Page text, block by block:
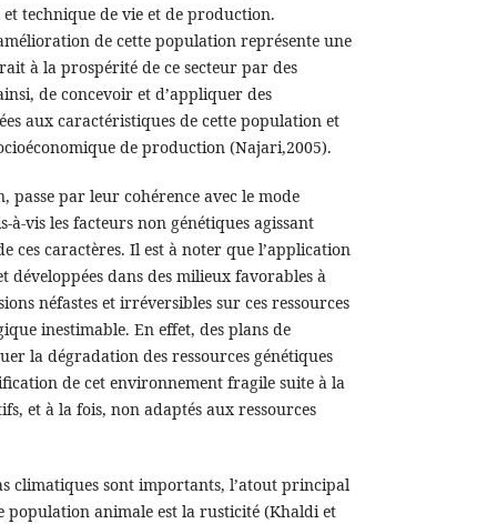
technique de vie et de production.
de cette population représente une
à la prospérité de ce secteur par des
de concevoir et d’appliquer des
aux caractéristiques de cette population et
de production (Najari,2005).
passe par leur cohérence avec le mode
à-vis les facteurs non génétiques agissant
ces caractères. Il est à noter que l’application
développées dans des milieux favorables à
néfastes et irréversibles sur ces ressources
inestimable. En effet, des plans de
la dégradation des ressources génétiques
de cet environnement fragile suite à la
et à la fois, non adaptés aux ressources
climatiques sont importants, l’atout principal
animale est la rusticité (Khaldi et